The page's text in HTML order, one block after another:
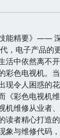
能精要》——
，电子产品的
活中依然离不
彩色电视机。
现令人困惑的
《彩色电视机
机维修从业者
读者精心打造
象与维修代码，